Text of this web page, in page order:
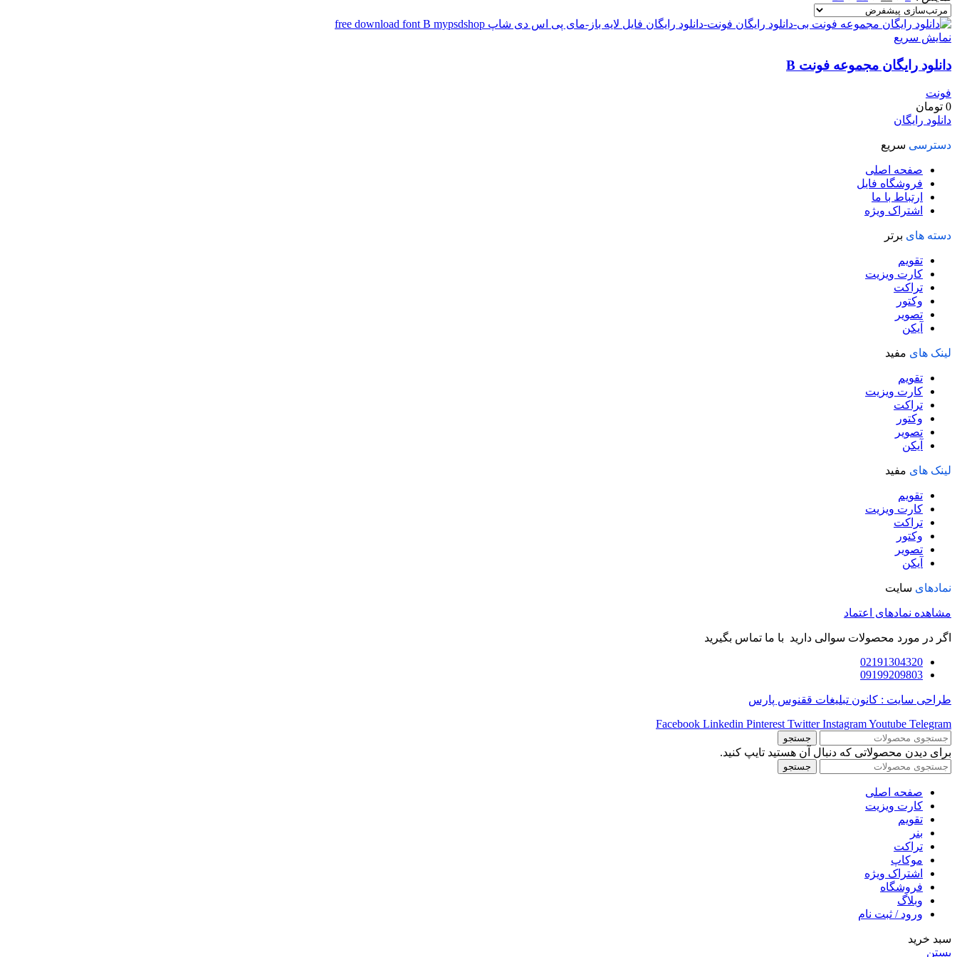
نمایش سریع
دانلود رایگان مجموعه فونت B
فونت
0 تومان
دانلود رایگان
دسترسی سریع
صفحه اصلی
فروشگاه فایل
ارتباط با ما
اشتراک ویژه
دسته های برتر
تقویم
کارت ویزیت
تراکت
وکتور
تصویر
آیکن
لینک های مفید
تقویم
کارت ویزیت
تراکت
وکتور
تصویر
آیکن
لینک های مفید
تقویم
کارت ویزیت
تراکت
وکتور
تصویر
آیکن
نمادهای سایت
مشاهده نمادهای اعتماد
اگر در مورد محصولات سوالی دارید با ما تماس بگیرید
02191304320
09199209803
طراحی سایت : کانون تبلیغات ققنوس پارس
Facebook Linkedin Pinterest Twitter InstagramYoutube Telegram
جستجو
برای دیدن محصولاتی که دنبال آن هستید تایپ کنید.
جستجو
صفحه اصلی
کارت ویزیت
تقویم
بنر
تراکت
موکاپ
اشتراک ویژه
فروشگاه
وبلاگ
ورود / ثبت نام
سبد خرید
بستن